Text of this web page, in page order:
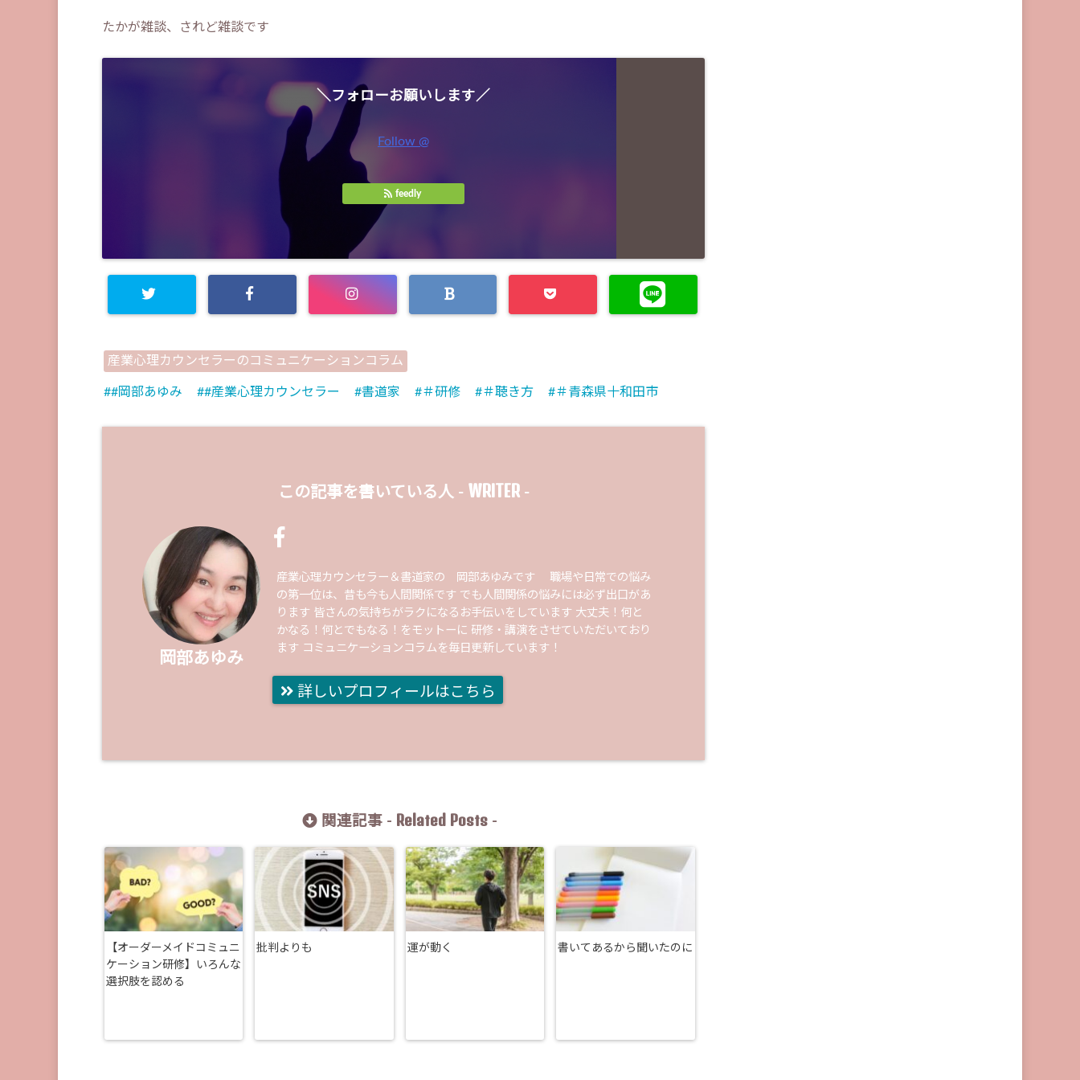
たかが雑談、されど雑談です
＼フォローお願いします／
Follow @
feedly
産業心理カウンセラーのコミュニケーションコラム
#岡部あゆみ #産業心理カウンセラー 書道家 ＃研修 ＃聴き方 ＃青森県十和田市
この記事を書いている人 - WRITER-
岡部あゆみ
産業心理カウンセラー＆書道家の 岡部あゆみです 職場や日常での悩み
の第一位は、昔も今も人間関係です でも人間関係の悩みには必ず出口があ
ります 皆さんの気持ちがラクになるお手伝いをしています 大丈夫！何と
かなる！何とでもなる！をモットーに 研修・講演をさせていただいており
ます コミュニケーションコラムを毎日更新しています！
詳しいプロフィールはこちら
関連記事 - Related Posts-
【オーダーメイドコミュニ
ケーション研修】いろんな
選択肢を認める
批判よりも 運が動く 書いてあるから聞いたのに